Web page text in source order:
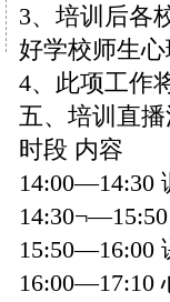
3、培训后各
好学校师生
4、此项工作
五、培训直
时段 内容
14:00—14:30
14:30¬—15:50
15:50—16:00
16:00—17:10